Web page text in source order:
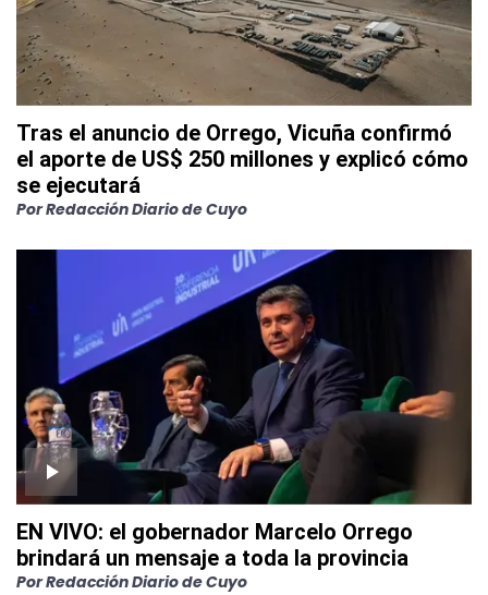
Tras el anuncio de Orrego, Vicuña confirmó
el aporte de US$ 250 millones y explicó cómo
se ejecutará
PorRedacción Diario de Cuyo
EN VIVO: el gobernador Marcelo Orrego
brindará un mensaje a toda la provincia
PorRedacción Diario de Cuyo